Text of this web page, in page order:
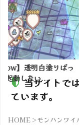
塗りばっ
...
【モ
たや
当サイトで
ています。
HOME >モンハンワイ